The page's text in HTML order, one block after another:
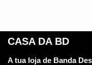
CASA DA BD
A tua loja de Banda